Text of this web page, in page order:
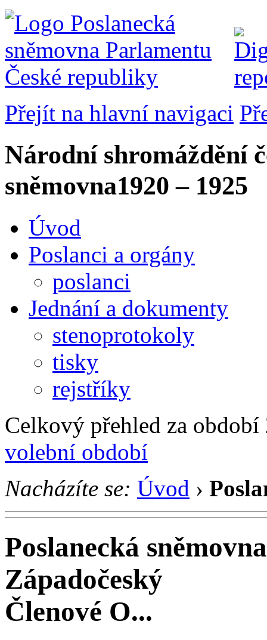
Přejít na hlavní navigaci
Národní shromáždění
sněmovna1920 – 1925
Úvod
Poslanci a orgány
poslanci
Jednání a dokumenty
stenoprotokoly
tisky
rejstříky
Celkový přehled za
volební období
Nacházíte se: Úvod ›
Poslanecká sněmovna
Západočeský
Členové O...